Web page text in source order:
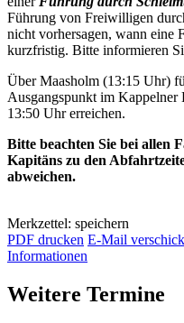
Führung von Freiwilligen
nicht vorhersagen, wann eine
kurzfristig. Bitte informieren
Über Maasholm (13:15 Uhr)
Ausgangspunkt im
13:50 Uhr erreichen.
Bitte beachten Sie bei allen
Kapitäns zu den
abweichen.
Merkzettel: speichern
PDF drucken E-Mail
Informationen
Weitere Termine